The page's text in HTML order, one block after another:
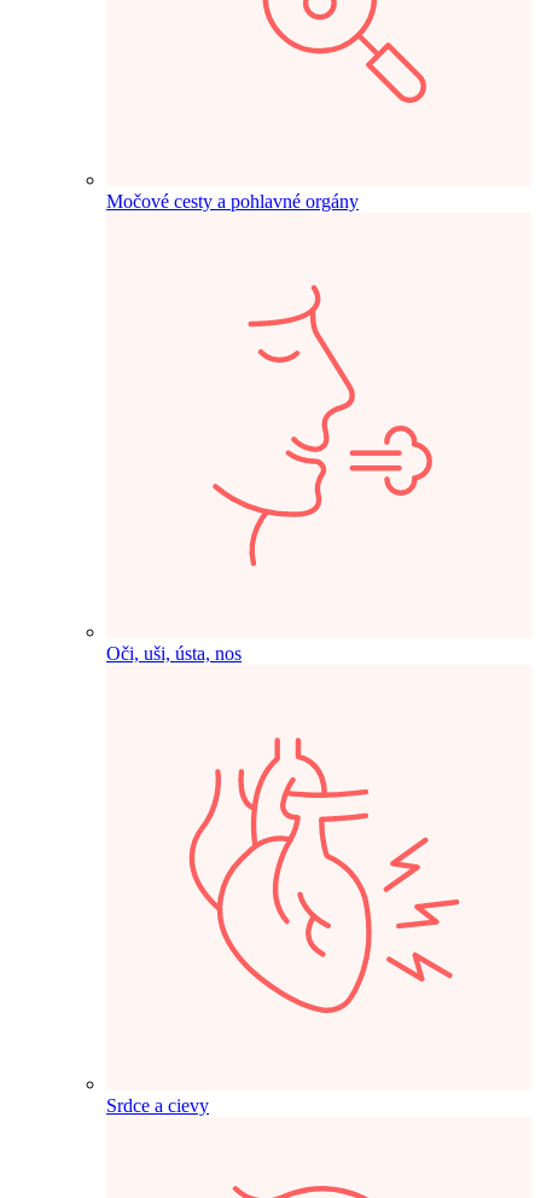
Močové cesty a pohlavné orgány
Oči, uši, ústa, nos
Srdce a cievy